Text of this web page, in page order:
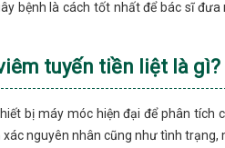
bệnh là cách tốt nhất để bác sĩ
tuyến tiền liệt là gì?
bị máy móc hiện đại để phân tích
nguyên nhân cũng như tình trạng,